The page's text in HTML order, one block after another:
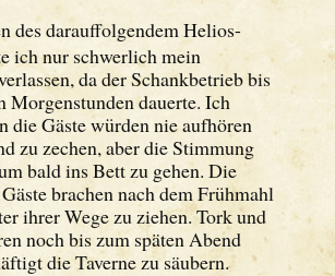
des darauffolgendem Helios-
ich nur schwerlich mein
da der Schankbetrieb bis
Morgenstunden dauerte. Ich
die Gäste würden nie aufhören
zu zechen, aber die Stimmung
bald ins Bett zu gehen. Die
brachen nach dem Frühmahl
ihrer Wege zu ziehen. Tork und
noch bis zum späten Abend
die Taverne zu säubern.